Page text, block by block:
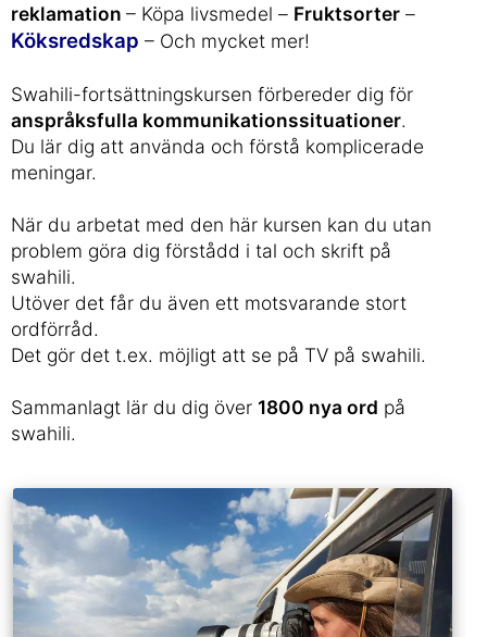
reklamation – Köpa livsmedel – Fruktsorter –
Köksredskap – Och mycket mer!
Swahili-fortsättningskursen förbereder dig för
anspråksfulla kommunikationssituationer.
Du lär dig att använda och förstå komplicerade
meningar.
När du arbetat med den här kursen kan du utan
problem göra dig förstådd i tal och skrift på
swahili.
Utöver det får du även ett motsvarande stort
ordförråd.
Det gör det t.ex. möjligt att se på TV på swahili.
Sammanlagt lär du dig över 1800 nya ord på
swahili.